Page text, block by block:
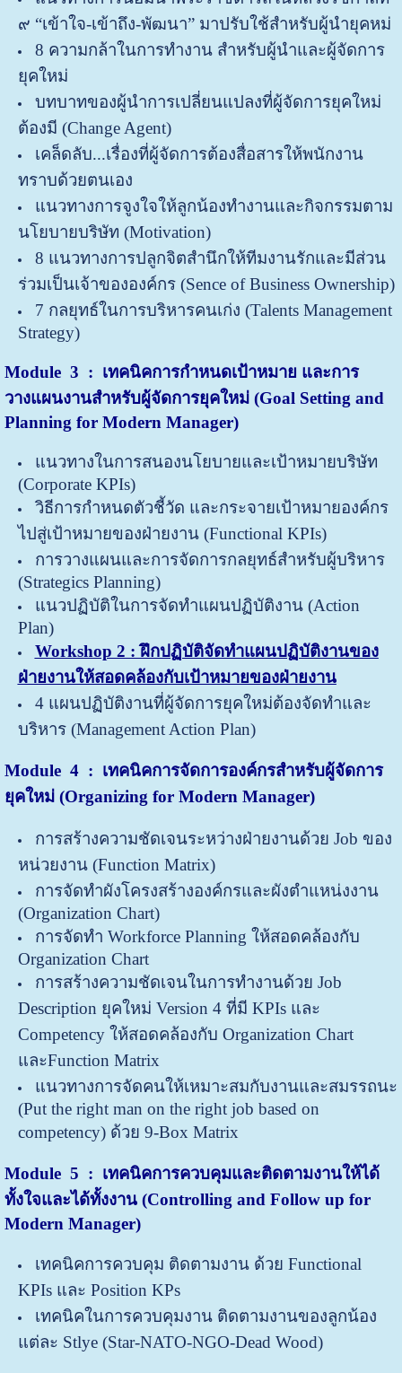
๙ “เข้าใจ-เข้าถึง-พัฒนา” มาปรับใช้สำหรับผู้นำยุคหม่
8 ความกล้าในการทำงาน สำหรับผู้นำและผู้จัดการ
ยุคใหม่
บทบาทของผู้นำการเปลี่ยนแปลงที่ผู้จัดการยุคใหม่
ต้องมี (Change Agent)
เคล็ดลับ...เรื่องที่ผู้จัดการต้องสื่อสารให้พนักงาน
ทราบด้วยตนเอง
แนวทางการจูงใจให้ลูกน้องทำงานและกิจกรรมตาม
นโยบายบริษัท (Motivation)
8 แนวทางการปลูกจิตสำนึกให้ทีมงานรักและมีส่วน
ร่วมเป็นเจ้าขององค์กร (Sence of Business Ownership)
7 กลยุทธ์ในการบริหารคนเก่ง (Talents Management
Strategy)
Module 3 : เทคนิคการกำหนดเป้าหมาย และการ
วางแผนงานสำหรับผู้จัดการยุคใหม่ (Goal Setting and
Planning for Modern Manager)
แนวทางในการสนองนโยบายและเป้าหมายบริษัท
(Corporate KPIs)
วิธีการกำหนดตัวชี้วัด และกระจายเป้าหมายองค์กร
ไปสู่เป้าหมายของฝ่ายงาน (Functional KPIs)
การวางแผนและการจัดการกลยุทธ์สำหรับผู้บริหาร
(Strategics Planning)
แนวปฏิบัติในการจัดทำแผนปฏิบัติงาน (Action
Plan)
Workshop 2 : ฝึกปฏิบัติจัดทำแผนปฏิบัติงานของ
ฝ่ายงานให้สอดคล้องกับเป้าหมายของฝ่ายงาน
4 แผนปฏิบัติงานที่ผู้จัดการยุคใหม่ต้องจัดทำและ
บริหาร (Management Action Plan)
Module 4 : เทคนิคการจัดการองค์กรสำหรับผู้จัดการ
ยุคใหม่ (Organizing for Modern Manager)
การสร้างความชัดเจนระหว่างฝ่ายงานด้วย Job ของ
หน่วยงาน (Function Matrix)
การจัดทำผังโครงสร้างองค์กรและผังตำแหน่งงาน
(Organization Chart)
การจัดทำ Workforce Planning ให้สอดคล้องกับ
Organization Chart
การสร้างความชัดเจนในการทำงานด้วย Job
Description ยุคใหม่ Version 4 ที่มี KPIs และ
Competency ให้สอดคล้องกับ Organization Chart
และFunction Matrix
แนวทางการจัดคนให้เหมาะสมกับงานและสมรรถนะ
(Put the right man on the right job based on
competency) ด้วย 9-Box Matrix
Module 5 : เทคนิคการควบคุมและติดตามงานให้ได้
ทั้งใจและได้ทั้งงาน (Controlling and Follow up for
Modern Manager)
เทคนิคการควบคุม ติดตามงาน ด้วย Functional
KPIs และ Position KPs
เทคนิคในการควบคุมงาน ติดตามงานของลูกน้อง
แต่ละ Stlye (Star-NATO-NGO-Dead Wood)